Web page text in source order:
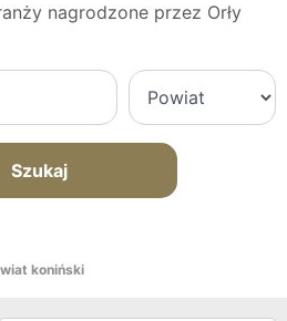
nagrodzone przez Orły
Szukaj
koniński